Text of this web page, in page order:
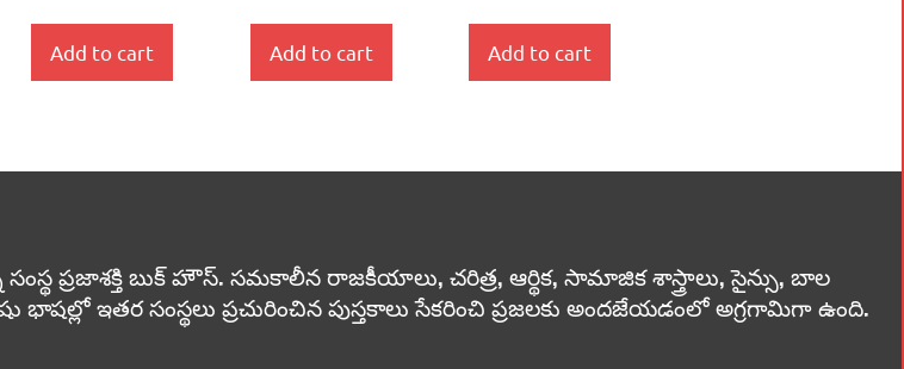
Add to cart Add to cart Add to cart
సంస్థ ప్రజాశక్తి బుక్ హౌస్. సమకాలీన రాజకీయాలు, చరిత్ర, ఆర్థిక, సామాజిక శాస్త్రాలు, సైన్సు, బాల
భాషల్లో ఇతర సంస్థలు ప్రచురించిన పుస్తకాలు సేకరించి ప్రజలకు అందజేయడంలో అగ్రగామిగా ఉంది.